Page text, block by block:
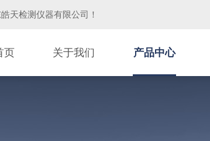
天检测仪器有限公司 ！
页 关于我们 产品中心